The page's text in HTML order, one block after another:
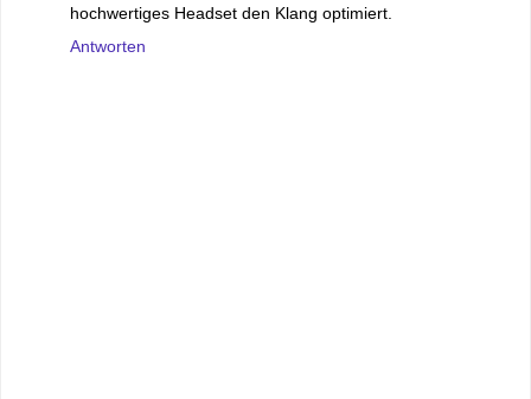
hochwertiges Headset den Klang optimiert.
Antworten